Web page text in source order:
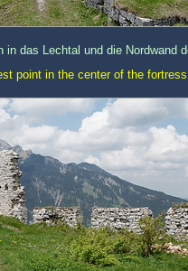
das Lechtal und die Nordwand
point in the center of the